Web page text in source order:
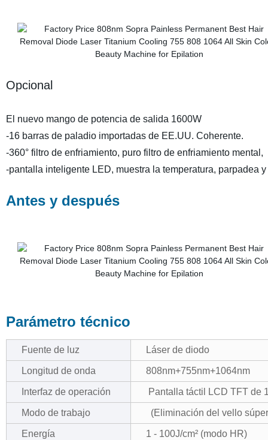
Opcional
El nuevo mango de potencia de salida 1600W
-16 barras de paladio importadas de EE.UU. Coherente.
-360° filtro de enfriamiento, puro filtro de enfriamiento mental,
-pantalla inteligente LED, muestra la temperatura, parpadea
Antes y después
Parámetro técnico
Fuente de luz Láser de diodo
Longitud de onda 808nm+755nm+1064nm
Interfaz de operación Pantalla táctil LCD TFT de
Modo de trabajo (Eliminación del vello
Energía 1 - 100J/cm² (modo HR)